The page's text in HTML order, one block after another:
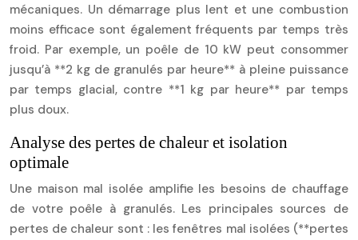
mécaniques. Un démarrage plus lent et une combustion
moins efficace sont également fréquents par temps très
froid. Par exemple, un poêle de 10 kW peut consommer
jusqu’à **2 kg de granulés par heure** à pleine puissance
par temps glacial, contre **1 kg par heure** par temps
plus doux.
Analyse des pertes de chaleur et isolation
optimale
Une maison mal isolée amplifie les besoins de chauffage
de votre poêle à granulés. Les principales sources de
pertes de chaleur sont : les fenêtres mal isolées (**pertes